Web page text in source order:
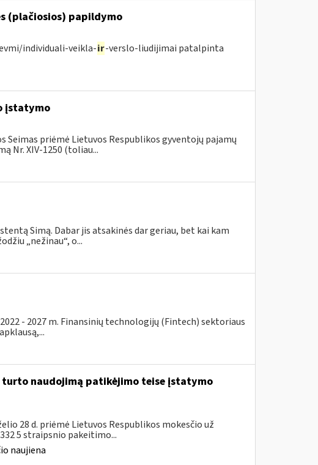
(plačiosios) papildymo
individuali-veikla-ir-verslo-liudijimai patalpinta
įstatymo
Seimas priėmė Lietuvos Respublikos gyventojų pajamų
Nr. XIV-1250 (toliau...
Simą. Dabar jis atsakinės dar geriau, bet kai kam
„nežinau“, o...
- 2027 m. Finansinių technologijų (Fintech) sektoriaus
turto naudojimą patikėjimo teise įstatymo
28 d. priėmė Lietuvos Respublikos mokesčio už
5 straipsnio pakeitimo...
naujiena